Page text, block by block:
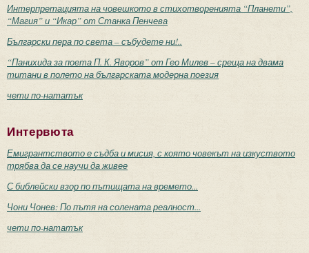
Интерпретацията на човешкото в стихотворенията “Планети”,
“Магия” и “Икар” от Станка Пенчева
Български пера по света – събудете ни!..
“Панихида за поета П. К. Яворов” от Гео Милев – среща на двама
титани в полето на българската модерна поезия
чети по-нататък
Интервюта
Емигрантството е съдба и мисия, с която човекът на изкуството
трябва да се научи да живее
С библейски взор по пътищата на времето...
Чони Чонев: По пътя на солената реалност...
чети по-нататък